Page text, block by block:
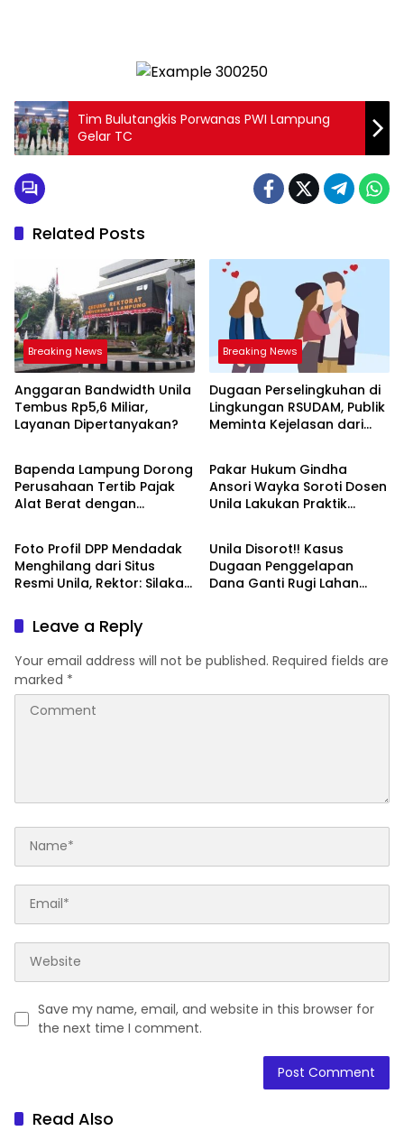
Tim Bulutangkis Porwanas PWI Lampung
Gelar TC
Related Posts
Breaking News
Anggaran Bandwidth Unila
Tembus Rp5,6 Miliar,
Layanan Dipertanyakan?
Breaking News
Dugaan Perselingkuhan di
Lingkungan RSUDAM, Publik
Meminta Kejelasan dari
Breaking News
Bapenda Lampung Dorong
Perusahaan Tertib Pajak
Alat Berat dengan
Breaking News
Pakar Hukum Gindha
Ansori Wayka Soroti Dosen
Unila Lakukan Praktik
Breaking News
Foto Profil DPP Mendadak
Menghilang dari Situs
Resmi Unila, Rektor: Silakan
Breaking News
Unila Disorot!! Kasus
Dugaan Penggelapan
Dana Ganti Rugi Lahan
Leave a Reply
Your email address will not be published. Required fields are
marked *
Save my name, email, and website in this browser for
the next time I comment.
Read Also